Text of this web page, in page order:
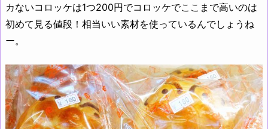
カないコロッケは1つ200円でコロッケでここまで高いのは
初めて見る値段！相当いい素材を使っているんでしょうね
ー。